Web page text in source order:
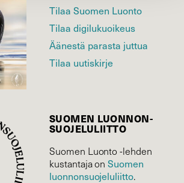
Tilaa Suomen Luonto
Tilaa digilukuoikeus
Äänestä parasta juttua
Tilaa uutiskirje
SUOMEN LUONNON­
SUOJELU­LIITTO
Suomen Luonto -lehden
kustantaja onSuomen
luonnonsuojelu­liitto.